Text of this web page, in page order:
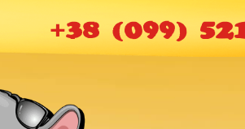
+38 (099)